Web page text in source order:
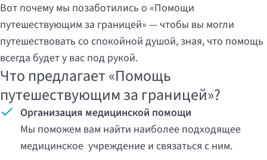
Вот почему мы позаботились о «Помощи
путешествующим за границей» — чтобы вы могли
путешествовать со спокойной душой, зная, что помощь
всегда будет у вас под рукой.
Что предлагает «Помощь
путешествующим за границей»?
Организация медицинской помощи
Мы поможем вам найти наиболее подходящее
медицинское учреждение и связаться с ним.